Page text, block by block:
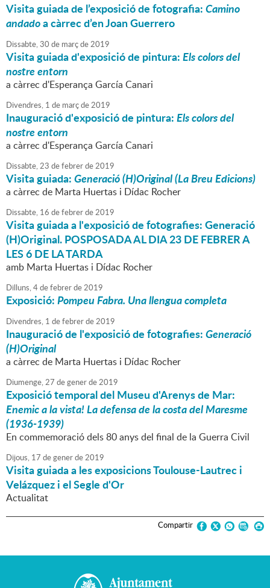
Visita guiada de l’exposició de fotografia:Camino
andadoa càrrec d’en Joan Guerrero
Dissabte,30 de marçde2019
Visita guiada d'exposició de pintura:Els colors del
nostre entorn
a càrrec d'Esperança García Canari
Divendres, 1 de marçde2019
Inauguració d'exposició de pintura:Els colors del
nostre entorn
a càrrec d'Esperança García Canari
Dissabte,23 defebrerde2019
Visita guiada:Generació (H)Original (La Breu Edicions)
a càrrec de Marta Huertas i Dídac Rocher
Dissabte, 16 defebrerde2019
Visita guiada a l'exposició de fotografies: Generació
(H)Original. POSPOSADA AL DIA 23 DE FEBRER A
LES 6 DE LA TARDA
amb Marta Huertas i Dídac Rocher
Dilluns,4defebrerde2019
Exposició:Pompeu Fabra. Una llengua completa
Divendres, 1 defebrerde2019
Inauguració de l'exposició de fotografies:Generació
(H)Original
a càrrec de Marta Huertas i Dídac Rocher
Diumenge,27 degenerde2019
Exposició temporal del Museu d'Arenys de Mar:
Enemic a la vista! La defensa de la costa del Maresme
(1936-1939)
En commemoració dels 80 anys del final de la Guerra Civil
Dijous, 17 degenerde2019
Visita guiada a les exposicions Toulouse-Lautrec i
Velázquez i el Segle d'Or
Actualitat
Compartir